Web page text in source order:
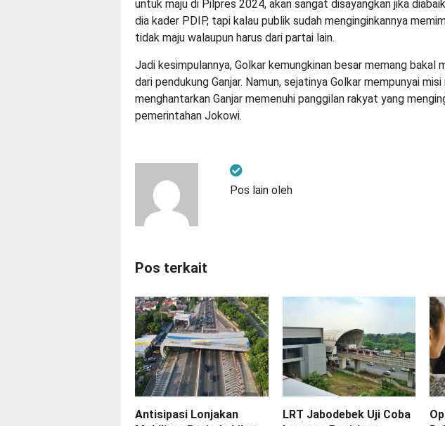
untuk maju di Pilpres 2024, akan sangat disayangkan jika
dia kader PDIP, tapi kalau publik sudah menginginkannya
tidak maju walaupun harus dari partai lain.
Jadi kesimpulannya, Golkar kemungkinan besar memang bakal
dari pendukung Ganjar. Namun, sejatinya Golkar mempunyai misi
menghantarkan Ganjar memenuhi panggilan rakyat yang
pemerintahan Jokowi.
Pos lain oleh
Pos terkait
Antisipasi Lonjakan
LRT Jabodebek Uji Coba